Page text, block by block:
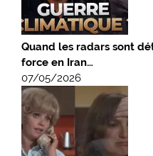
Quand les radars sont
force en Iran…
07/05/2026